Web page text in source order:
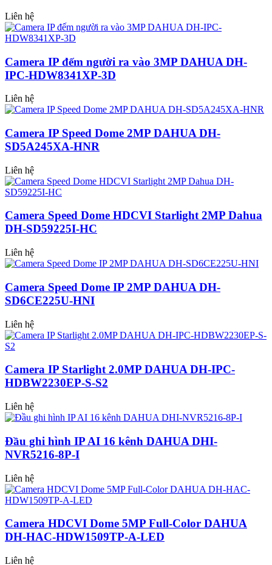
Liên hệ
Camera IP đếm người ra vào 3MP DAHUA DH-
IPC-HDW8341XP-3D
Liên hệ
Camera IP Speed Dome 2MP DAHUA DH-
SD5A245XA-HNR
Liên hệ
Camera Speed Dome HDCVI Starlight 2MP Dahua
DH-SD59225I-HC
Liên hệ
Camera Speed Dome IP 2MP DAHUA DH-
SD6CE225U-HNI
Liên hệ
Camera IP Starlight 2.0MP DAHUA DH-IPC-
HDBW2230EP-S-S2
Liên hệ
Đầu ghi hình IP AI 16 kênh DAHUA DHI-
NVR5216-8P-I
Liên hệ
Camera HDCVI Dome 5MP Full-Color DAHUA
DH-HAC-HDW1509TP-A-LED
Liên hệ